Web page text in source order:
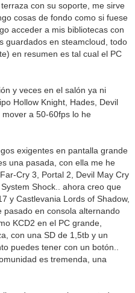
con su soporte, me sirve
cosas de fondo como si fuese
acceder a mis bibliotecas con
guardados en steamcloud, todo
en resumen es tal cual el PC
y veces en el salón ya ni
Hollow Knight, Hades, Devil
a 50-60fps lo he
exigentes en pantalla grande
una pasada, con ella me he
Cry 3, Portal 2, Devil May Cry
Shock.. ahora creo que
y Castlevania Lords of Shadow,
pasado en consola alternando
KCD2 en el PC grande,
con una SD de 1,5tb y un
puedes tener con un botón..
es tremenda, una